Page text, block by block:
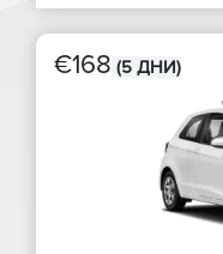
€168 (5 ДНИ)